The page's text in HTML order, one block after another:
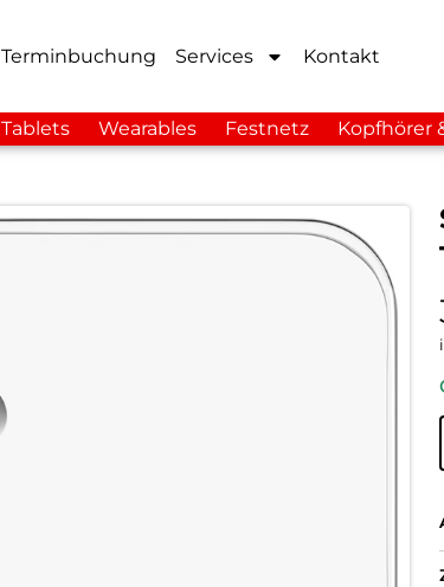
Terminbuchung Services Kontakt
Tablets Wearables Festnetz Kopfhörer